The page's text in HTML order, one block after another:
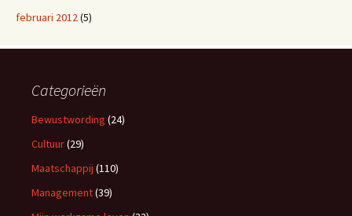
februari 2012(5)
Categorieën
Bewustwording (24)
Cultuur(29)
Maatschappij (110)
Management(39)